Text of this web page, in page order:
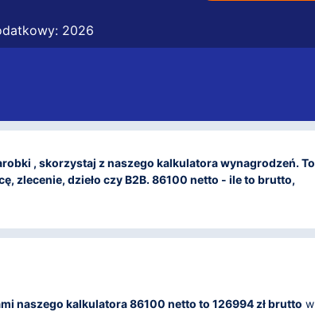
2026
, skorzystaj z naszego kalkulatora wynagrodzeń. To
zlecenie, dzieło czy B2B. 86100 netto - ile to brutto,
naszego kalkulatora 86100 netto to 126994 zł brutto w